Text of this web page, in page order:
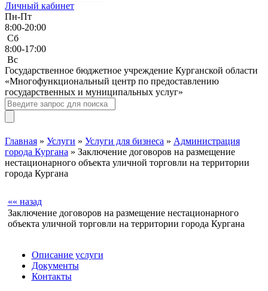
Личный кабинет
Пн-Пт
8:00-20:00
Сб
8:00-17:00
Bc
Государственное бюджетное учреждение Курганской области
«Многофункциональный центр по предоставлению
государственных и муниципальных услуг»
Главная » Услуги » Услуги для бизнеса » Администрация
города Кургана » Заключение договоров на размещение
нестационарного объекта уличной торговли на территории
города Кургана
«« назад
Заключение договоров на размещение нестационарного
объекта уличной торговли на территории города Кургана
Описание услуги
Документы
Контакты